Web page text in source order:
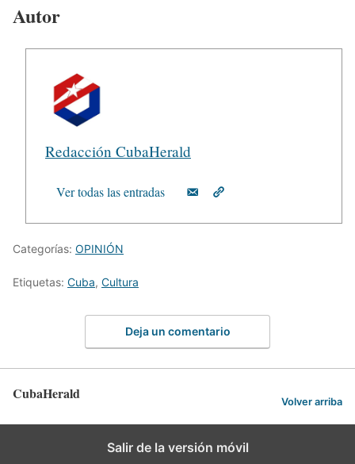
Autor
Redacción CubaHerald
Ver todas las entradas
Categorías: OPINIÓN
Etiquetas: Cuba, Cultura
Deja un comentario
CubaHerald Volver arriba
Salir de la versión móvil